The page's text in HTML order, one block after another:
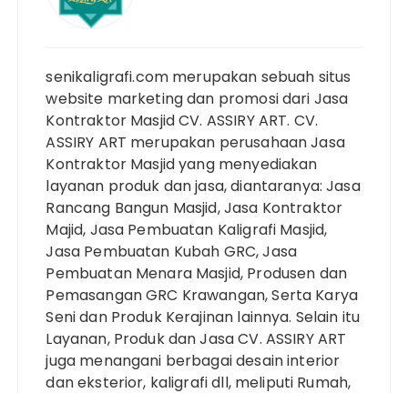
senikaligrafi.com merupakan sebuah situs
website marketing dan promosi dari Jasa
Kontraktor Masjid CV. ASSIRY ART. CV.
ASSIRY ART merupakan perusahaan Jasa
Kontraktor Masjid yang menyediakan
layanan produk dan jasa, diantaranya: Jasa
Rancang Bangun Masjid, Jasa Kontraktor
Majid, Jasa Pembuatan Kaligrafi Masjid,
Jasa Pembuatan Kubah GRC, Jasa
Pembuatan Menara Masjid, Produsen dan
Pemasangan GRC Krawangan, Serta Karya
Seni dan Produk Kerajinan lainnya. Selain itu
Layanan, Produk dan Jasa CV. ASSIRY ART
juga menangani berbagai desain interior
dan eksterior, kaligrafi dll, meliputi Rumah,